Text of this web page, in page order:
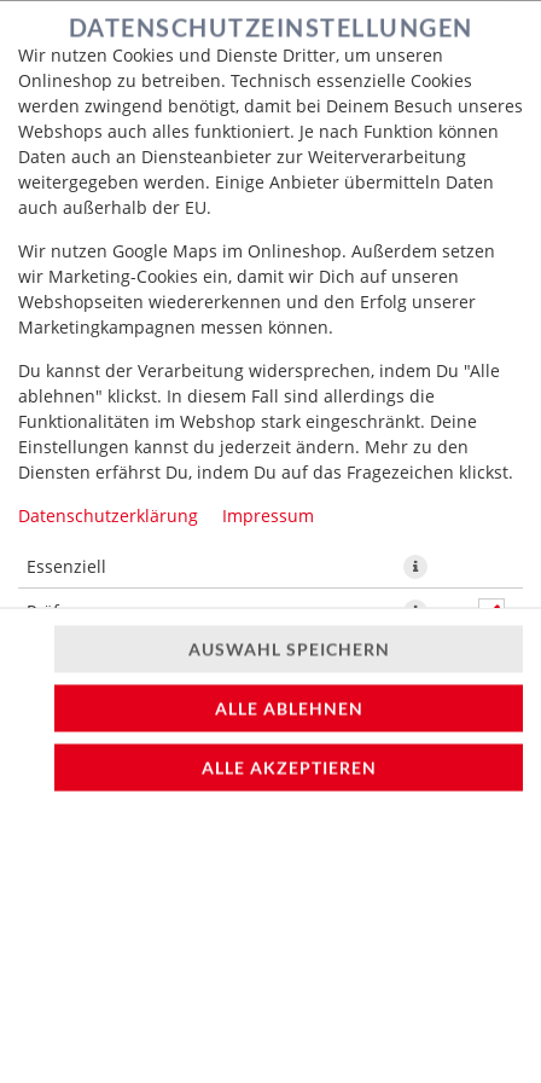
DATENSCHUTZEINSTELLUNGEN
Wir nutzen Cookies und Dienste Dritter, um unseren
Onlineshop zu betreiben. Technisch essenzielle Cookies
werden zwingend benötigt, damit bei Deinem Besuch unseres
Webshops auch alles funktioniert. Je nach Funktion können
Daten auch an Diensteanbieter zur Weiterverarbeitung
weitergegeben werden. Einige Anbieter übermitteln Daten
auch außerhalb der EU.
Wir nutzen Google Maps im Onlineshop. Außerdem setzen
wir Marketing-Cookies ein, damit wir Dich auf unseren
Webshopseiten wiedererkennen und den Erfolg unserer
Marketingkampagnen messen können.
Du kannst der Verarbeitung widersprechen, indem Du "Alle
ablehnen" klickst. In diesem Fall sind allerdings die
Funktionalitäten im Webshop stark eingeschränkt. Deine
Einstellungen kannst du jederzeit ändern. Mehr zu den
Diensten erfährst Du, indem Du auf das Fragezeichen klickst.
Datenschutzerklärung
Impressum
Essenziell
Präferenzen
AUSWAHL SPEICHERN
ALLE ABLEHNEN
ALLE AKZEPTIEREN
CHICKEN MANGO BOWL
Reis, Hähnchenbrust oder Vegan Chicken, Gurke,